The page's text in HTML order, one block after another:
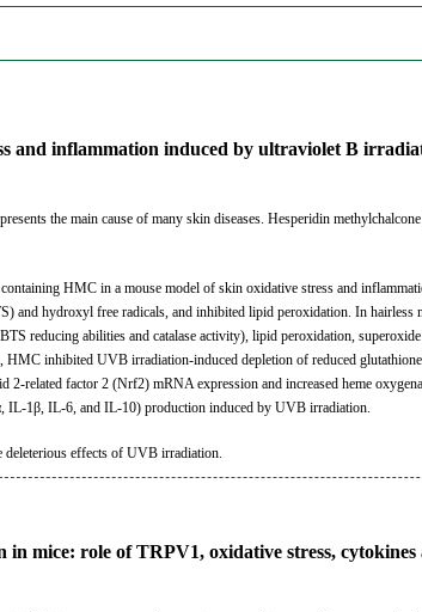
and inflammation induced by ultraviolet B
the main cause of many skin diseases. Hesperidin
HMC in a mouse model of skin oxidative stress and
and hydroxyl free radicals, and inhibited lipid peroxidation. In hairless
reducing abilities and catalase activity), lipid peroxidation,
inhibited UVB irradiation-induced depletion of reduced
2-related factor 2 (Nrf2) mRNA expression and increased heme
IL-1β, IL-6, and IL-10) production induced by UVB irradiation.
deleterious effects of UVB irradiation.
mice: role of TRPV1, oxidative stress,